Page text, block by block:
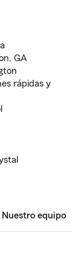
GA
rápidas y
Nuestro equipo